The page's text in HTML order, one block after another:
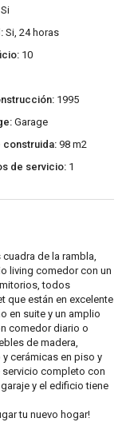
Si
Si, 24 horas
10
1995
Garage
construida:98 m2
de servicio: 1
de la rambla,
living comedor con un
todos
que están en excelente
en suite y un amplio
comedor diario o
de madera,
cerámicas en piso y
completo con
y el edificio tiene
tu nuevo hogar!